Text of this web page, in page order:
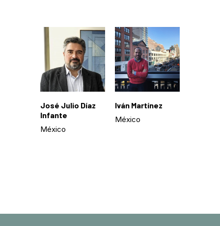
José Julio Díaz
Infante
México
Iván Martínez
México